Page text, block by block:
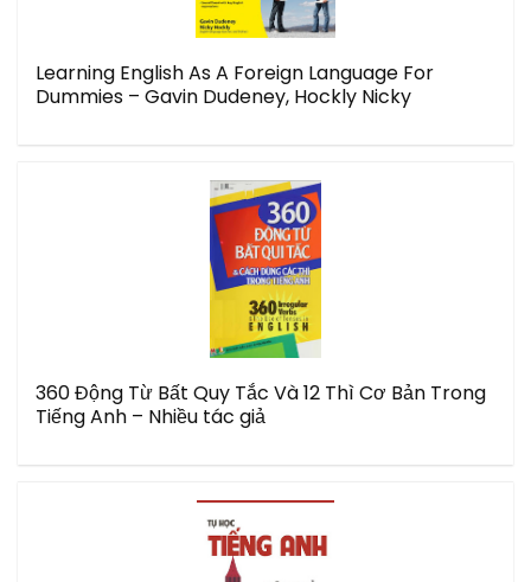
Learning English As A Foreign Language For
Dummies – Gavin Dudeney, Hockly Nicky
360 Động Từ Bất Quy Tắc Và 12 Thì Cơ Bản Trong
Tiếng Anh – Nhiều tác giả